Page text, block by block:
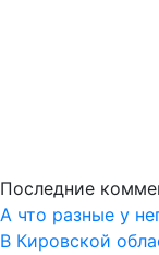
Последние
А что разные у
В Кировской